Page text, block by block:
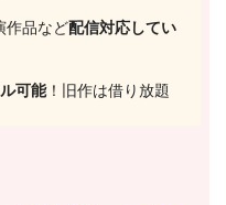
作品など配信対応してい
可能！旧作は借り放題